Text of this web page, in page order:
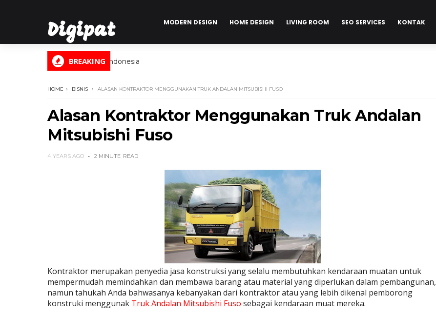
Digipat
Digital Informasi Indonesia
MODERN DESIGN HOME DESIGN LIVING ROOM SEO SERVICES KONTAK
BREAKING
HOME BISNIS ALASAN KONTRAKTOR MENGGUNAKAN TRUK ANDALAN MITSUBISHI FUSO
Alasan Kontraktor Menggunakan Truk Andalan
Mitsubishi Fuso
4 YEARS AGO 2 MINUTE READ
Kontraktor merupakan penyedia jasa konstruksi yang selalu membutuhkan kendaraan muatan untuk
mempermudah memindahkan dan membawa barang atau material yang diperlukan dalam pembangunan,
namun tahukah Anda bahwasanya kebanyakan dari kontraktor atau yang lebih dikenal pemborong
konstruki menggunak Truk Andalan Mitsubishi Fuso sebagai kendaraan muat mereka.